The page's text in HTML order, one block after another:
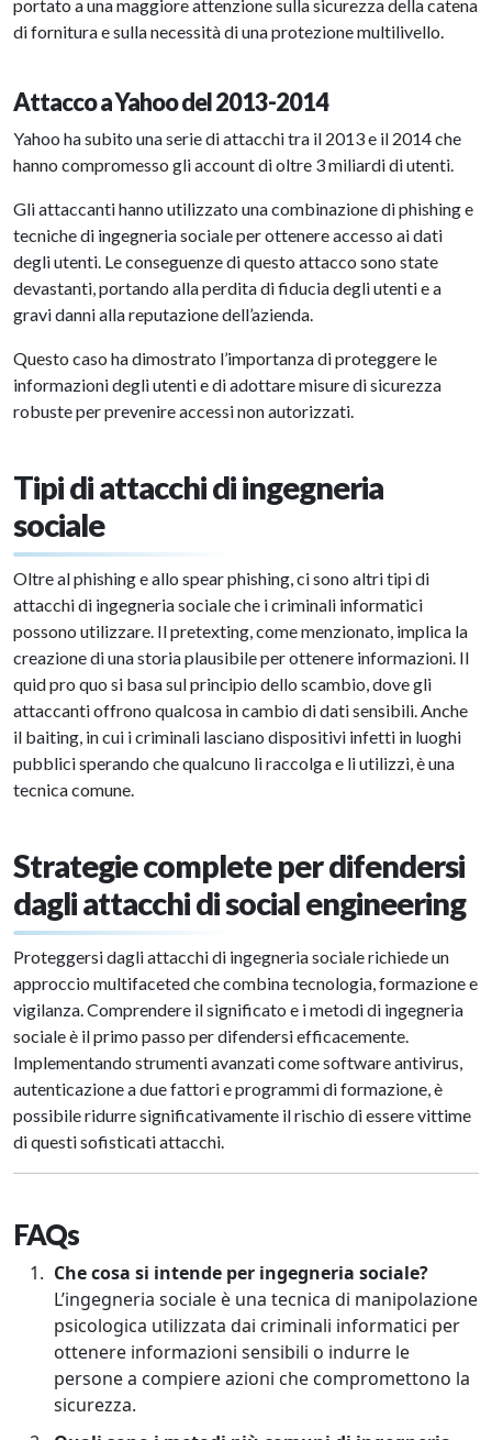
portato a una maggiore attenzione sulla sicurezza della catena
di fornitura e sulla necessità di una protezione multilivello.
Attacco a Yahoo del 2013-2014
Yahoo ha subito una serie di attacchi tra il 2013 e il 2014 che
hanno compromesso gli account di oltre 3 miliardi di utenti.
Gli attaccanti hanno utilizzato una combinazione di phishing e
tecniche di ingegneria sociale per ottenere accesso ai dati
degli utenti. Le conseguenze di questo attacco sono state
devastanti, portando alla perdita di fiducia degli utenti e a
gravi danni alla reputazione dell’azienda.
Questo caso ha dimostrato l’importanza di proteggere le
informazioni degli utenti e di adottare misure di sicurezza
robuste per prevenire accessi non autorizzati.
Tipi di attacchi di ingegneria
sociale
Oltre al phishing e allo spear phishing, ci sono altri tipi di
attacchi di ingegneria sociale che i criminali informatici
possono utilizzare. Il pretexting, come menzionato, implica la
creazione di una storia plausibile per ottenere informazioni. Il
quid pro quo si basa sul principio dello scambio, dove gli
attaccanti offrono qualcosa in cambio di dati sensibili. Anche
il baiting, in cui i criminali lasciano dispositivi infetti in luoghi
pubblici sperando che qualcuno li raccolga e li utilizzi, è una
tecnica comune.
Strategie complete per difendersi
dagli attacchi di social engineering
Proteggersi dagli attacchi di ingegneria sociale richiede un
approccio multifaceted che combina tecnologia, formazione e
vigilanza. Comprendere il significato e i metodi di ingegneria
sociale è il primo passo per difendersi efficacemente.
Implementando strumenti avanzati come software antivirus,
autenticazione a due fattori e programmi di formazione, è
possibile ridurre significativamente il rischio di essere vittime
di questi sofisticati attacchi.
FAQs
Che cosa si intende per ingegneria sociale?
L’ingegneria sociale è una tecnica di manipolazione
psicologica utilizzata dai criminali informatici per
ottenere informazioni sensibili o indurre le
persone a compiere azioni che compromettono la
sicurezza.